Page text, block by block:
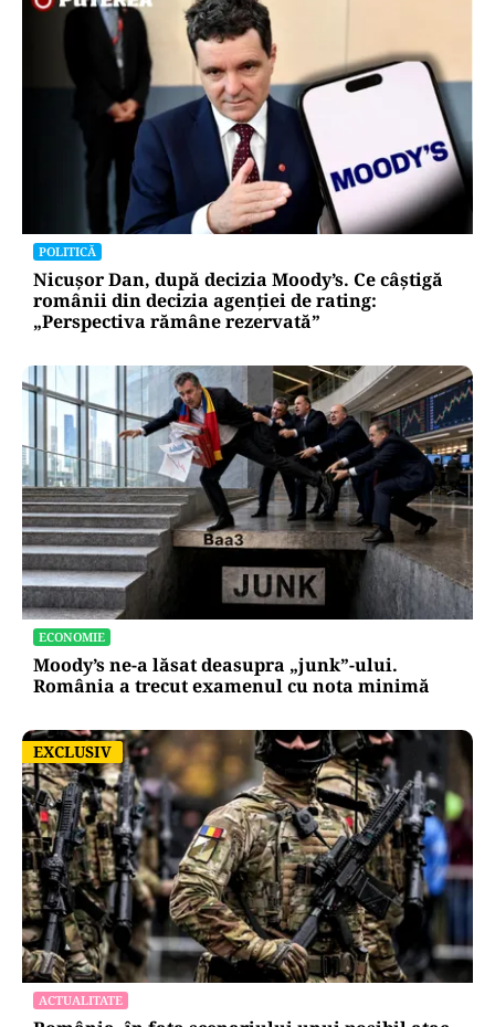
POLITICĂ
Nicușor Dan, după decizia Moody’s. Ce câștigă
românii din decizia agenției de rating:
„Perspectiva rămâne rezervată”
ECONOMIE
Moody’s ne-a lăsat deasupra „junk”-ului.
România a trecut examenul cu nota minimă
EXCLUSIV
EXCLUSIV
ACTUALITATE